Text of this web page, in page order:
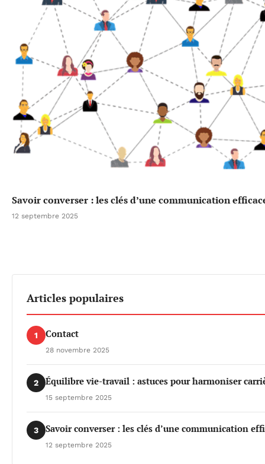
Savoir converser : les clés d’une communication
12 septembre 2025
Articles populaires
1 Contact
28 novembre 2025
2 Équilibre vie-travail : astuces pour harmoniser
15 septembre 2025
3 Savoir converser : les clés d’une communication
12 septembre 2025